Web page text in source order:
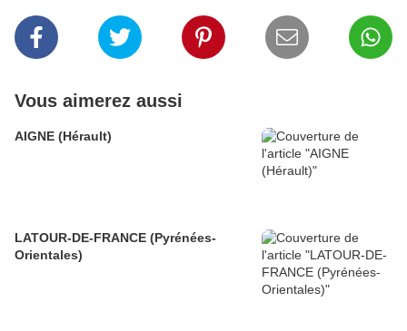
Vous aimerez aussi
AIGNE (Hérault)
LATOUR-DE-FRANCE (Pyrénées-
Orientales)